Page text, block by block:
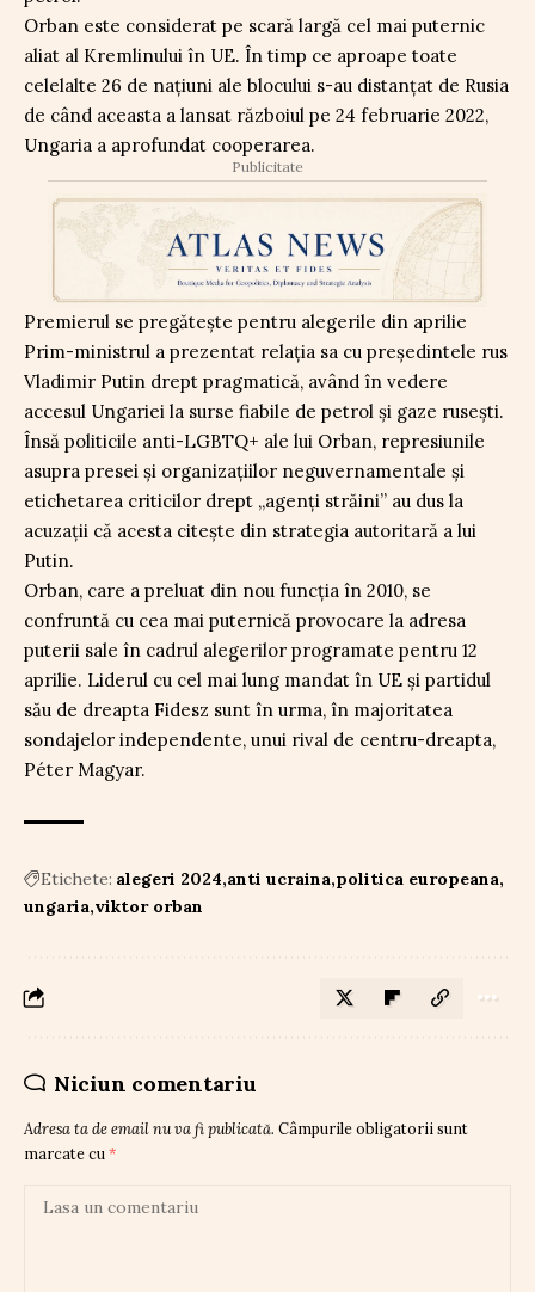
Orban este considerat pe scară largă cel mai puternic
aliat al Kremlinului în UE. În timp ce aproape toate
celelalte 26 de națiuni ale blocului s-au distanțat de Rusia
de când aceasta a lansat războiul pe 24 februarie 2022,
Ungaria a aprofundat cooperarea.
Publicitate
Premierul se pregătește pentru alegerile din aprilie
Prim-ministrul a prezentat relația sa cu președintele rus
Vladimir Putin drept pragmatică, având în vedere
accesul Ungariei la surse fiabile de petrol și gaze rusești.
Însă politicile anti-LGBTQ+ ale lui Orban, represiunile
asupra presei și organizațiilor neguvernamentale și
etichetarea criticilor drept „agenți străini” au dus la
acuzații că acesta citește din strategia autoritară a lui
Putin.
Orban, care a preluat din nou funcția în 2010, se
confruntă cu cea mai puternică provocare la adresa
puterii sale în cadrul alegerilor programate pentru 12
aprilie. Liderul cu cel mai lung mandat în UE și partidul
său de dreapta Fidesz sunt în urma, în majoritatea
sondajelor independente, unui rival de centru-dreapta,
Péter Magyar.
Etichete: alegeri 2024 anti ucraina politica europeana
ungaria viktor orban
Niciun comentariu
Adresa ta de email nu va fi publicată. Câmpurile obligatorii sunt
marcate cu *